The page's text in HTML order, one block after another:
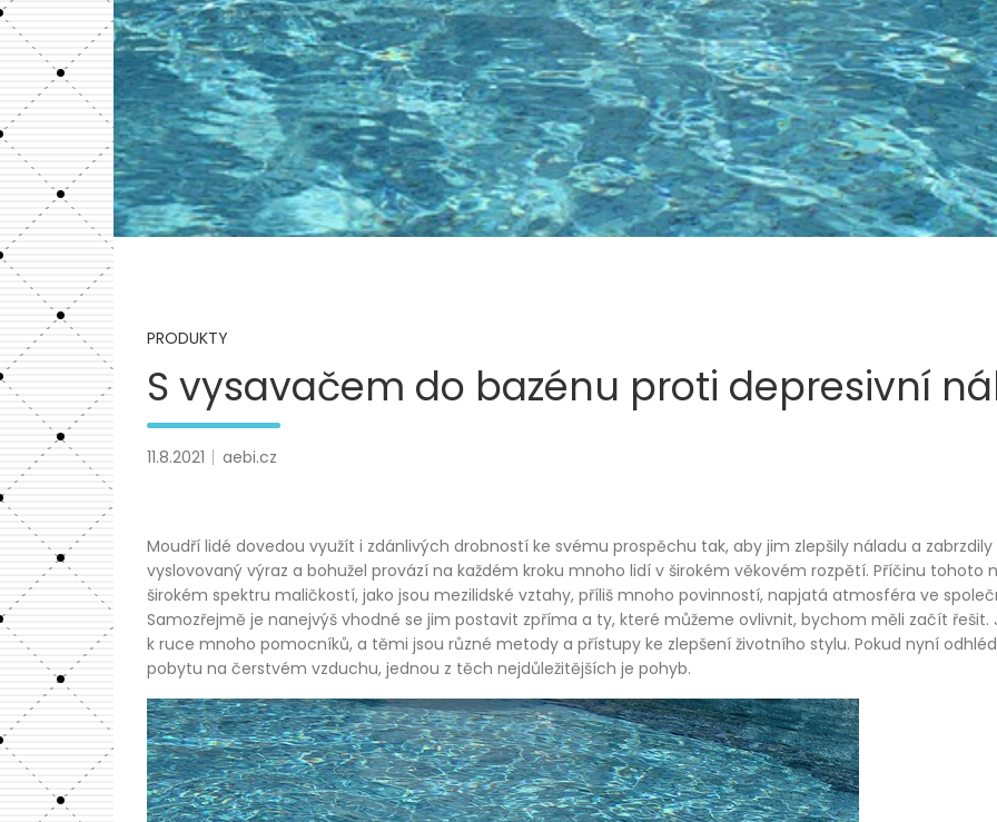
PRODUKTY
S vysavačem do bazénu proti depresivní
11.8.2021 aebi.cz
Moudří lidé dovedou využít i zdánlivých drobností ke svému prospěchu tak, aby jim zlepšily náladu a
vyslovovaný výraz a bohužel provází na každém kroku mnoho lidí v širokém věkovém rozpětí. Příčinu
širokém spektru maličkostí, jako jsou mezilidské vztahy, příliš mnoho povinností, napjatá atmosféra ve
Samozřejmě je nanejvýš vhodné se jim postavit zpříma a ty, které můžeme ovlivnit, bychom měli začít
k ruce mnoho pomocníků, a těmi jsou různé metody a přístupy ke zlepšení životního stylu. Pokud nyní
pobytu na čerstvém vzduchu, jednou z těch nejdůležitějších je pohyb.